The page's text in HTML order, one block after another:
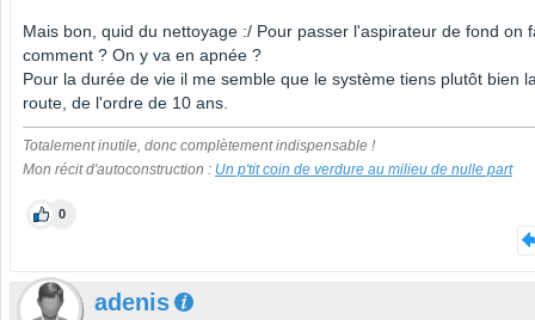
Mais bon, quid du nettoyage :/ Pour passer l'aspirateur de fond on
comment ? On y va en apnée ?
Pour la durée de vie il me semble que le système tiens plutôt bien
route, de l'ordre de 10 ans.
Totalement inutile, donc complètement indispensable !
Mon récit d'autoconstruction : Un p'tit coin de verdure au milieu de nulle part
0
adenis